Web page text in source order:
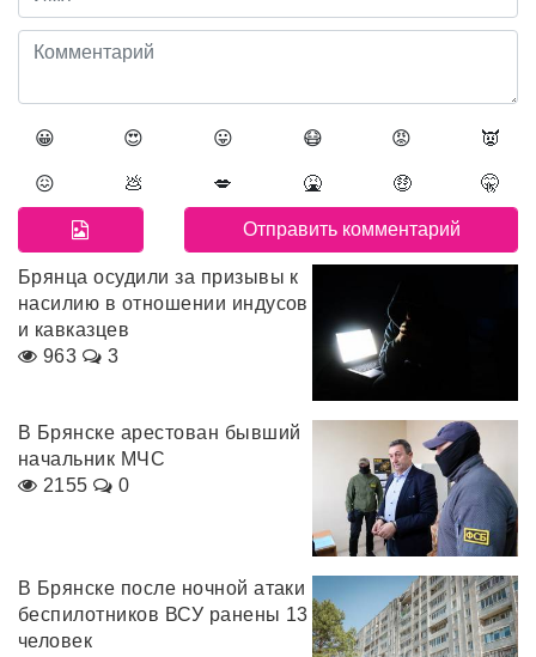
😀 😍 😛 😷 😡 👿
😖 💩 💋 🤮 🤑 🤫
Брянца осудили за призывы к
насилию в отношении индусов
и кавказцев
963
3
В Брянске арестован бывший
начальник МЧС
2155
0
В Брянске после ночной атаки
беспилотников ВСУ ранены 13
человек